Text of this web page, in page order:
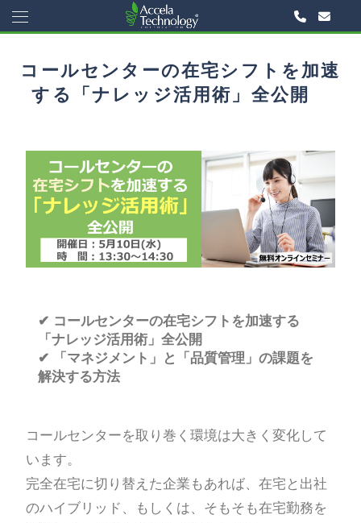
コールセンターの在宅シフトを加速
する「ナレッジ活用術」全公開
✔ コールセンターの在宅シフトを加速する
「ナレッジ活用術」全公開
✔
「マネジメント」と「品質管理」の課題を
解決する方法
コールセンターを取り巻く環境は大きく変化して
います。
完全在宅に切り替えた企業もあれば、在宅と出社
のハイブリッド、もしくは、そもそも在宅勤務を